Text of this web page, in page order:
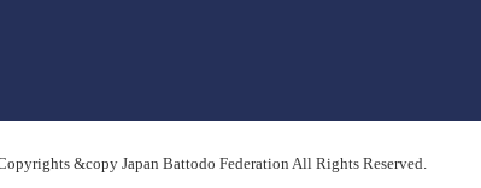
&copy Japan Battodo Federation All Rights Reserved.